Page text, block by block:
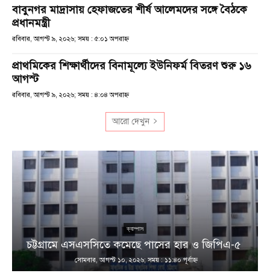
বাবুনগর মাদ্রাসায় হেফাজতের শীর্ষ আলেমদের সঙ্গে বৈঠকে
প্রধানমন্ত্রী
রবিবার, আগস্ট ৯, ২০২৬; সময় : ৫:০১ অপরাহ্ণ
প্রাথমিকের শিক্ষার্থীদের বিনামূল্যে ইউনিফর্ম বিতরণ শুরু ১৬
আগস্ট
রবিবার, আগস্ট ৯, ২০২৬; সময় : ৪:০৪ অপরাহ্ণ
আরো দেখুন
ক্যাম্পাস
চট্টগ্রামে এসএসসিতে কমেছে পাসের হার ও জিপিএ-৫
সোমবার, আগস্ট ১০, ২০২৬; সময় : ১১:৪০ পূর্বাহ্ণ